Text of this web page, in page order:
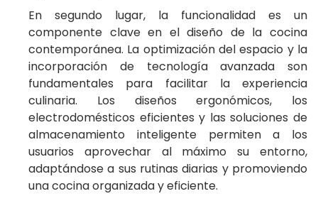
En segundo lugar, la funcionalidad es un
componente clave en el diseño de la cocina
contemporánea. La optimización del espacio y la
incorporación de tecnología avanzada son
fundamentales para facilitar la experiencia
culinaria. Los diseños ergonómicos, los
electrodomésticos eficientes y las soluciones de
almacenamiento inteligente permiten a los
usuarios aprovechar al máximo su entorno,
adaptándose a sus rutinas diarias y promoviendo
una cocina organizada y eficiente.